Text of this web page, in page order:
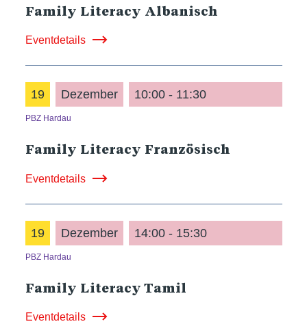
Family Literacy Albanisch
Eventdetails
19 Dezember 10:00 - 11:30
PBZ Hardau
Family Literacy Französisch
Eventdetails
19 Dezember 14:00 - 15:30
PBZ Hardau
Family Literacy Tamil
Eventdetails